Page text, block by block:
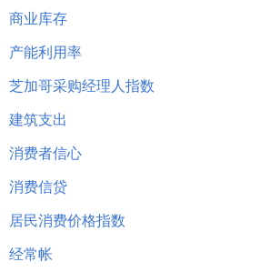
商业库存
产能利用率
芝加哥采购经理人指数
建筑支出
消费者信心
消费信贷
居民消费价格指数
经常帐